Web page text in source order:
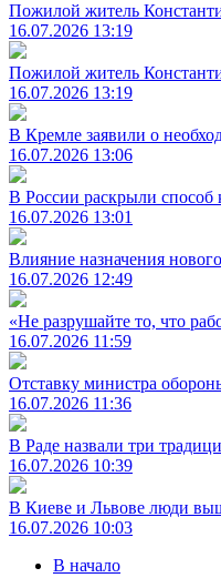
Пожилой житель
16.07.2026 13:19
Пожилой житель
16.07.2026 13:19
В Кремле заявили о
16.07.2026 13:06
В России раскрыли
16.07.2026 13:01
Влияние назначения
16.07.2026 12:49
«Не разрушайте то, что
16.07.2026 11:59
Отставку министра
16.07.2026 11:36
В Раде назвали три
16.07.2026 10:39
В Киеве и Львове люди
16.07.2026 10:03
В начало